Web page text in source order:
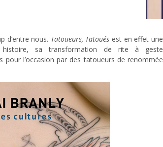
d’entre nous. Tatoueurs, Tatoués est en effet une
sa transformation de rite à geste
pour l’occasion par des tatoueurs de renommée